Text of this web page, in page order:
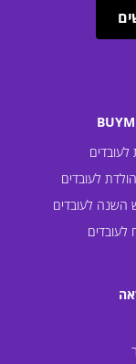
לעובדים
השנה לעובדים